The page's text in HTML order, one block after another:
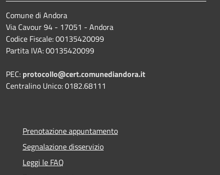
Comune di Andora
Via Cavour 94 - 17051 - Andora
Codice Fiscale: 00135420099
Partita IVA: 00135420099
PEC: protocollo@cert.comunediandora.it
Centralino Unico: 0182.68111
Prenotazione appuntamento
Segnalazione disservizio
Leggi le FAQ